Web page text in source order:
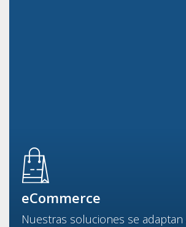
eCommerce
Nuestras soluciones se adaptan